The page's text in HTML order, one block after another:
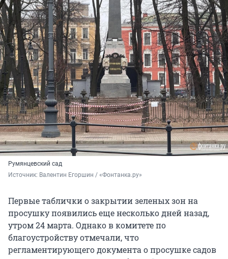
Румянцевский сад
Источник: Валентин Егоршин / «Фонтанка.ру»
Первые таблички о закрытии зеленых зон на
просушку появились еще несколько дней назад,
утром 24 марта. Однако в комитете по
благоустройству отмечали, что
регламентирующего документа о просушке садов